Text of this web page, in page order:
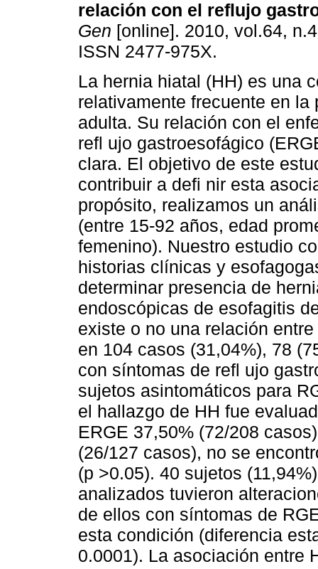
relación con el reflujo
Gen [online]. 2010, vol.64,
ISSN 2477-975X.
La hernia hiatal (HH) es una
relativamente frecuente en la
adulta. Su relación con el
refl ujo gastroesofágico
clara. El objetivo de este
contribuir a defi nir esta
propósito, realizamos un
(entre 15-92 años, edad
femenino). Nuestro estudio
historias clínicas y
determinar presencia de
endoscópicas de esofagitis
existe o no una relación
en 104 casos (31,04%), 78
con síntomas de refl ujo
sujetos asintomáticos para
el hallazgo de HH fue
ERGE 37,50% (72/208
(26/127 casos), no se
(p >0.05). 40 sujetos
analizados tuvieron
de ellos con síntomas de
esta condición (diferencia
0.0001). La asociación entre